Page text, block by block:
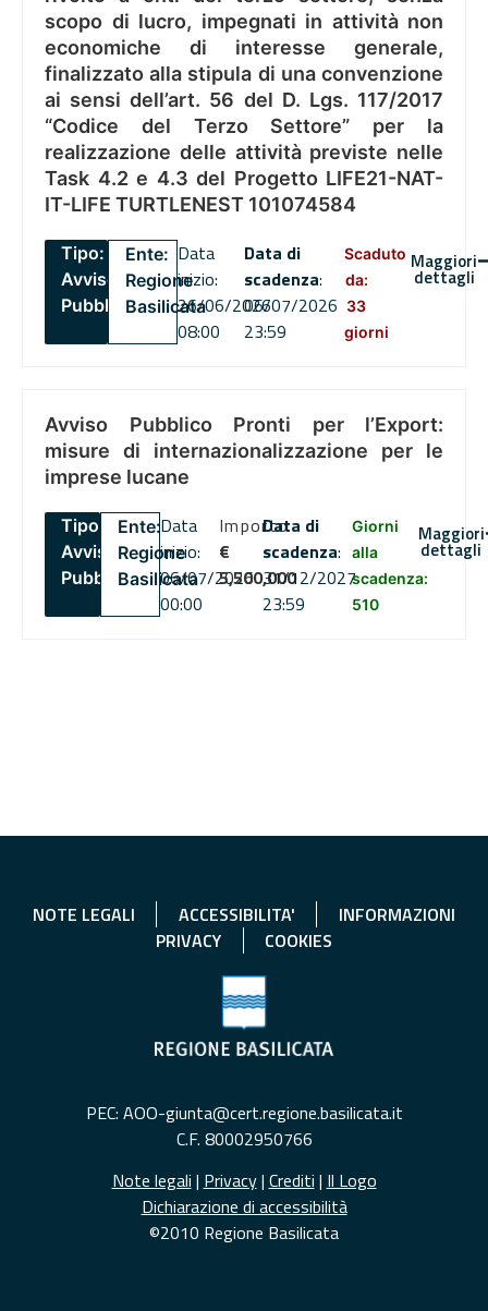
scopo di lucro, impegnati in attività non
economiche di interesse generale,
finalizzato alla stipula di una convenzione
ai sensi dell’art. 56 del D. Lgs. 117/2017
“Codice del Terzo Settore” per la
realizzazione delle attività previste nelle
Task 4.2 e 4.3 del Progetto LIFE21-NAT-
IT-LIFE TURTLENEST 101074584
Tipo:
Avviso
Pubblico
Ente:
Regione
Basilicata
Data
inizio:
26/06/2026
08:00
Data di
scadenza:
06/07/2026
23:59
Scaduto
da:
33
giorni
Maggiori
dettagli
Avviso Pubblico Pronti per l’Export:
misure di internazionalizzazione per le
imprese lucane
Tipo:
Avviso
Pubblico
Ente:
Regione
Basilicata
Data
inizio:
06/07/2026
00:00
Importo
€
5,500,000
Data di
scadenza:
31/12/2027
23:59
Giorni
alla
scadenza:
510
Maggiori
dettagli
NOTE LEGALI ACCESSIBILITA'
INFORMAZIONI
PRIVACY
COOKIES
PEC: AOO-giunta@cert.regione.basilicata.it
C.F. 80002950766
Note legali | Privacy| Crediti | Il Logo
Dichiarazione di accessibilità
©2010 Regione Basilicata